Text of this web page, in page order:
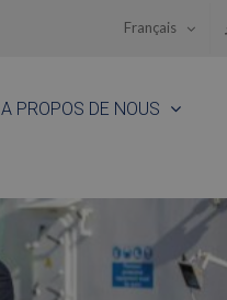
Français
A PROPOS DE NOUS